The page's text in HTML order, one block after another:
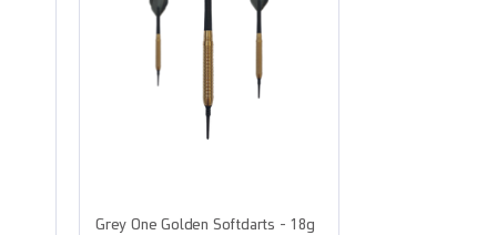
Grey One Golden Softdarts - 18g